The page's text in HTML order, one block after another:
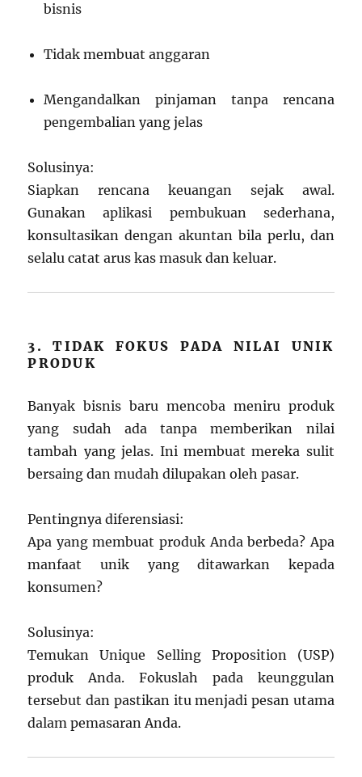
bisnis
Tidak membuat anggaran
Mengandalkan pinjaman tanpa rencana
pengembalian yang jelas
Solusinya:
Siapkan rencana keuangan sejak awal.
Gunakan aplikasi pembukuan sederhana,
konsultasikan dengan akuntan bila perlu, dan
selalu catat arus kas masuk dan keluar.
3. TIDAK FOKUS PADA NILAI UNIK
PRODUK
Banyak bisnis baru mencoba meniru produk
yang sudah ada tanpa memberikan nilai
tambah yang jelas. Ini membuat mereka sulit
bersaing dan mudah dilupakan oleh pasar.
Pentingnya diferensiasi:
Apa yang membuat produk Anda berbeda? Apa
manfaat unik yang ditawarkan kepada
konsumen?
Solusinya:
Temukan Unique Selling Proposition (USP)
produk Anda. Fokuslah pada keunggulan
tersebut dan pastikan itu menjadi pesan utama
dalam pemasaran Anda.